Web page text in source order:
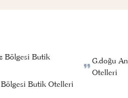
Bölgesi Butik
Butik Otelleri
G.doğu
Otelleri